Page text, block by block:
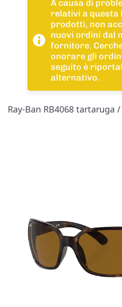
A causa di
relativi a questa
prodotti, non
nuovi ordini dal
fornitore.
onorare gli
seguito è
alternativo.
Ray-Ban RB4068 tartaruga